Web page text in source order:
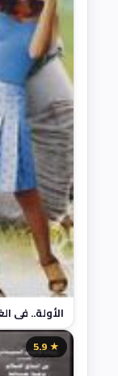
الأولة.. في
★ 5.9